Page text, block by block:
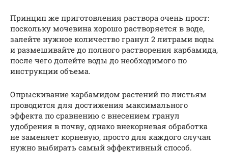
Принцип же приготовления раствора очень прост:
поскольку мочевина хорошо растворяется в воде,
залейте нужное количество гранул 2 литрами воды
и размешивайте до полного растворения карбамида,
после чего долейте воды до необходимого по
инструкции объема.
Опрыскивание карбамидом растений по листьям
проводится для достижения максимального
эффекта по сравнению с внесением гранул
удобрения в почву, однако внекорневая обработка
не заменяет корневую, просто для каждого случая
нужно выбирать самый эффективный способ.